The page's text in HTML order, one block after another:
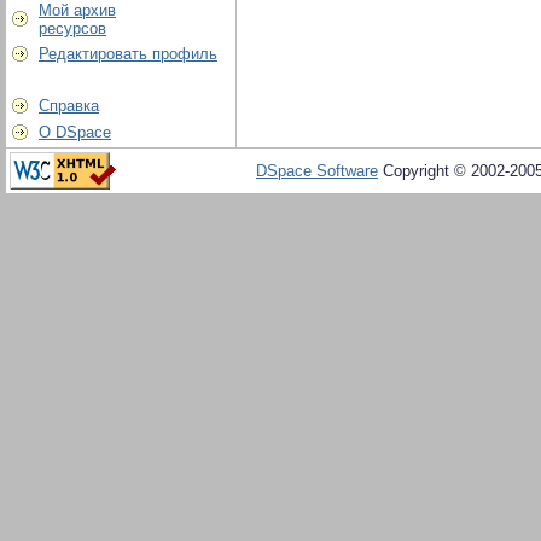
Мой архив
ресурсов
Редактировать профиль
Справка
О DSpace
DSpace Software Copyright © 2002-